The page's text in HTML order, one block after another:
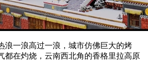
浪一浪高过一浪，城市仿佛巨大的烤
都在灼烧，云南西北角的香格里拉高原